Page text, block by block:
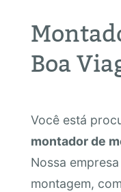
Boa
Você está
montador de
Nossa
montagem,